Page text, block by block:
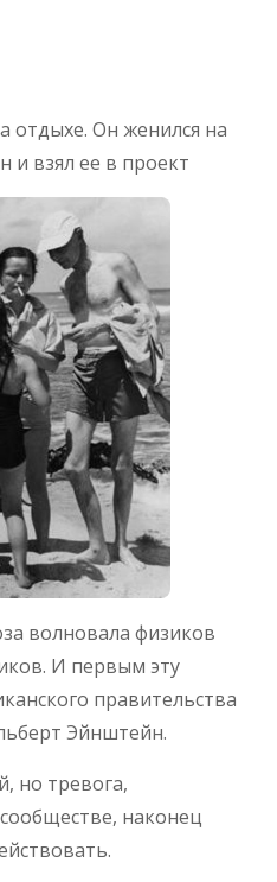
отдыхе. Он женился на
и взял ее в проект
волновала физиков
И первым эту
правительства
Эйнштейн.
но тревога,
наконец